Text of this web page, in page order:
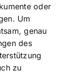
oder
Um
genau
des
zu